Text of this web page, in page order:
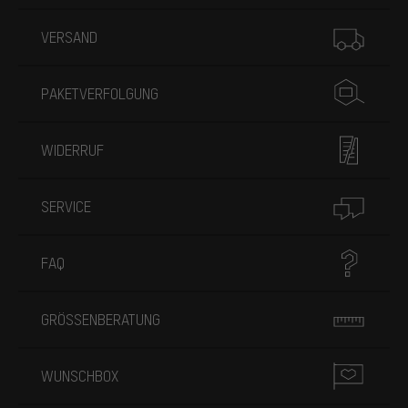
VERSAND
PAKETVERFOLGUNG
WIDERRUF
SERVICE
FAQ
GRÖSSENBERATUNG
WUNSCHBOX